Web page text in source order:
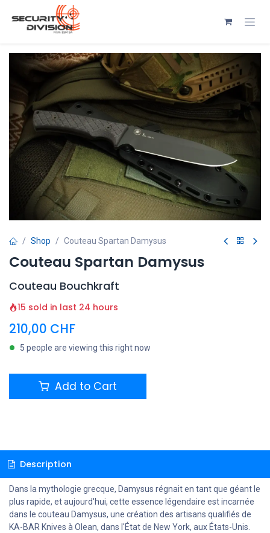
Se rendre au contenu
Shop Couteau Spartan Damysus
Couteau Spartan Damysus
Couteau Bouchkraft
15 sold in last 24 hours
210,00 CHF
5 people are viewing this right now
Add to Cart
Description
Dans la mythologie grecque, Damysus régnait en tant que géant le
plus rapide, et aujourd'hui, cette essence légendaire est incarnée
dans le couteau Damysus, une création des artisans qualifiés de
KA-BAR Knives à Olean, dans l'État de New York, aux États-Unis.